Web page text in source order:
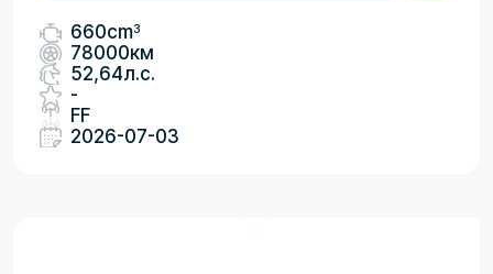
660cm3
78000км
52,64л.с.
-
FF
2026-07-03